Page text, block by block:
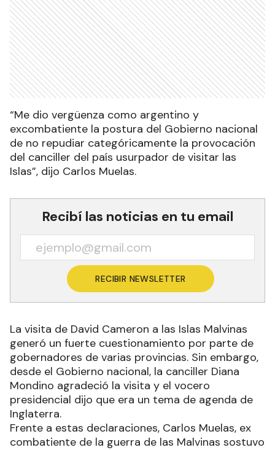
“Me dio vergüenza como argentino y
excombatiente la postura del Gobierno nacional
de no repudiar categóricamente la provocación
del canciller del país usurpador de visitar las
Islas”, dijo Carlos Muelas.
Recibí las noticias en tu email
RECIBIR NEWSLETTER
La visita de David Cameron a las Islas Malvinas
generó un fuerte cuestionamiento por parte de
gobernadores de varias provincias. Sin embargo,
desde el Gobierno nacional, la canciller Diana
Mondino agradeció la visita y el vocero
presidencial dijo que era un tema de agenda de
Inglaterra.
Frente a estas declaraciones, Carlos Muelas, ex
combatiente de la guerra de las Malvinas sostuvo